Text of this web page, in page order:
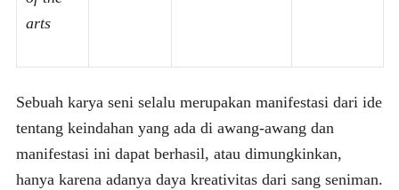
arts
Sebuah karya seni selalu merupakan manifestasi dari ide
tentang keindahan yang ada di awang-awang dan
manifestasi ini dapat berhasil, atau dimungkinkan,
hanya karena adanya daya kreativitas dari sang seniman.